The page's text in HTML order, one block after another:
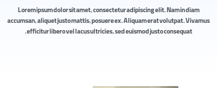
Lorem ipsum dolor sit amet, consectetur adipiscing elit. Nam in diam
accumsan, aliquet justo mattis, posuere ex. Aliquam erat volutpat. Vivamus
efficitur libero vel lacus ultricies, sed euismod justo consequat.